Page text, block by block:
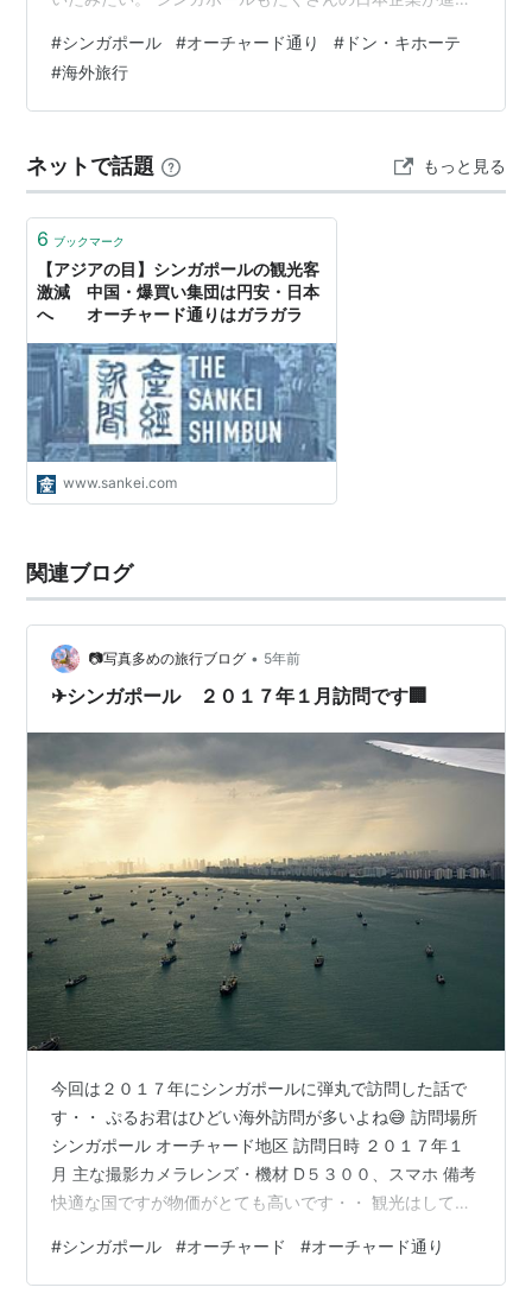
んではないでしょうか。 それにしても、あの「ドンドン
ドン、ドンキー、ドン・キホーテ♪」という歌もそのま
ま。ごちゃごちゃした陳列、丸っこいPOPも日本とほぼ
い。 結構混んでいて、中を見ていないのだけど、バラマ
キ土産とか、ここで調達できるのかなー…
#シンガポール #オーチャード通り # ドン・キホーテ
#海外旅行
ネットで話題 もっと見る
6 ブックマーク
【アジアの目】シンガポールの観光客
激減 中国・爆買い集団は円安・日本
へ オーチャード通りはガラガラ
www.sankei.com
関連ブログ
📷写真多めの旅行ブログ • 5年前
✈シンガポール ２０１７年１月訪問です🏢
今回は２０１７年にシンガポールに弾丸で訪問した話で
す・・ ぷるお君はひどい海外訪問が多いよね😅 訪問場所
シンガポール オーチャード地区 訪問日時 ２０１７年１
月 主な撮影カメラレンズ・機材 D５３００、スマホ 備考
快適な国ですが物価がとても高いです・・ 観光はしてま
の国の雲が大好きです😊 ANAの機内食です♪海外行けな
いし懐かしいなー😊 ７時間程度のフライトでシンガポー
#シンガポール #オーチャード #オーチャード通り